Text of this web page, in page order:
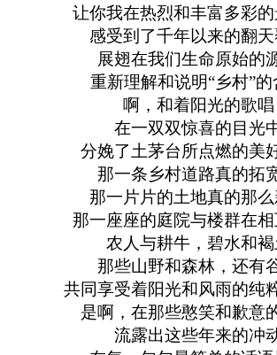
让你我在热烈和丰富多彩
感受到了千年以来的翻
展翅在我们生命原始的
重新理解和说明“乡村”的
啊，和着阳光的歌唱
在一双双惊喜的目光
分娩了土茅台所点燃的美
那一条乡村道路真的拓
那一片片的土地真的那
那一座座的庭院与楼群在
农人与耕牛，碧水和褐
那些山野和森林，还有
共同享受着阳光和风雨的纯
是啊，在那些憨笑和歉意
流露出这些年来的冲